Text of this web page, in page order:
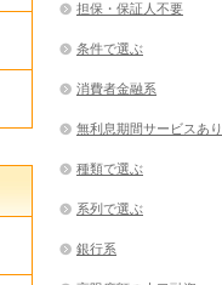
担保・保証人不要
条件で選ぶ
消費者金融系
無利息期間サービスあり
種類で選ぶ
系列で選ぶ
銀行系